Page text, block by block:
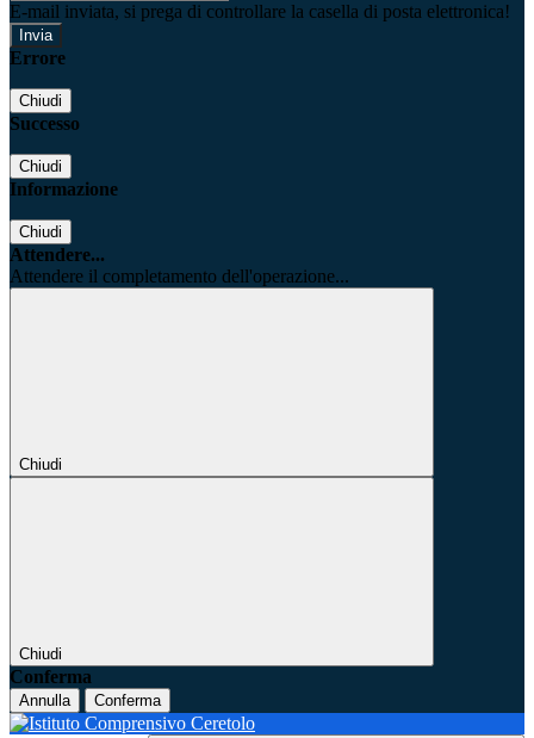
E-mail inviata, si prega di controllare la casella di posta elettronica!
Errore
Chiudi
Successo
Chiudi
Informazione
Chiudi
Attendere...
Attendere il completamento dell'operazione...
Chiudi
Chiudi
Conferma
Annulla Conferma